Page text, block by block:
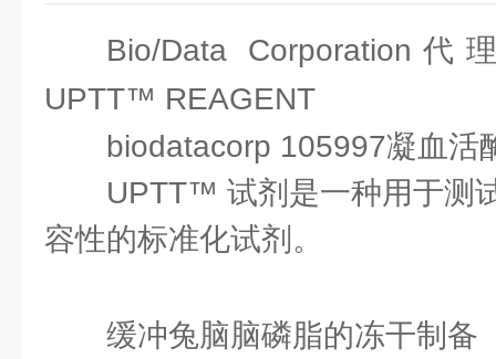
Bio/Data Corporation
UPTT™ REAGENT
biodatacorp 105997凝血活
UPTT™ 试剂是一种用于测
容性的标准化试剂。
缓冲兔脑脑磷脂的冻干制备